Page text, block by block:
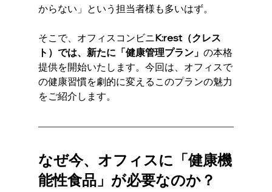
からない」という担当者様も多いはず。
そこで、オフィスコンビニK:rest（クレス
ト）では、新たに「健康管理プラン」 の本格
提供を開始いたします。今回は、オフィスで
の健康習慣を劇的に変えるこのプランの魅力
をご紹介します。
なぜ今、オフィスに「健康機
能性食品」が必要なのか？